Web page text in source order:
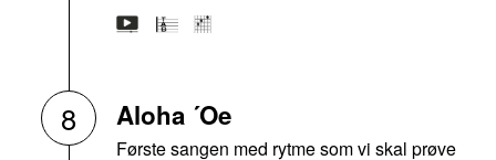
8 Aloha ´Oe
Første sangen med rytme som vi skal prøve